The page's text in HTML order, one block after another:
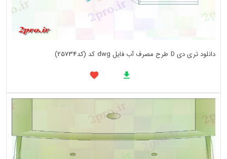
دانلود تری دی D طرح مصرف آب فایل dwg کد (کد25734)